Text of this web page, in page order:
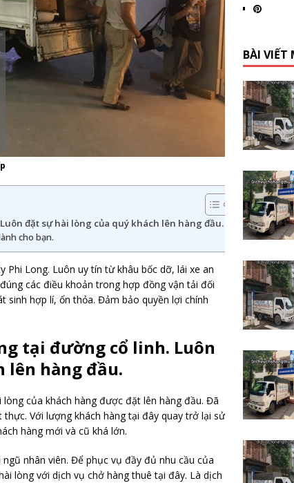
đặt sự hài lòng của quý khách lên hàng đầu.
cho bạn.
Long. Luôn uy tín từ khâu bốc dỡ, lái xe an
các điều khoản trong hợp đồng vận tải đối
sinh hợp lí, ổn thỏa. Đảm bảo quyền lợi chính
tại đường cổ linh. Luôn
lên hàng đầu.
của khách hàng được đặt lên hàng đầu. Đã
Với lượng khách hàng tại đây quay trở lại sử
hàng mới và cũ khá lớn.
nhân viên. Để phục vụ đầy đủ nhu cầu của
lòng với dịch vụ chở hàng thuê tại đây. Là dịch
BÀI VIẾT